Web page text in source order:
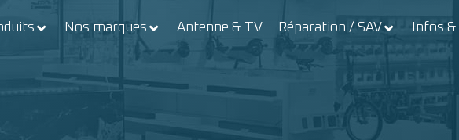
Nos marques Antenne & TV Réparation / SAV Infos